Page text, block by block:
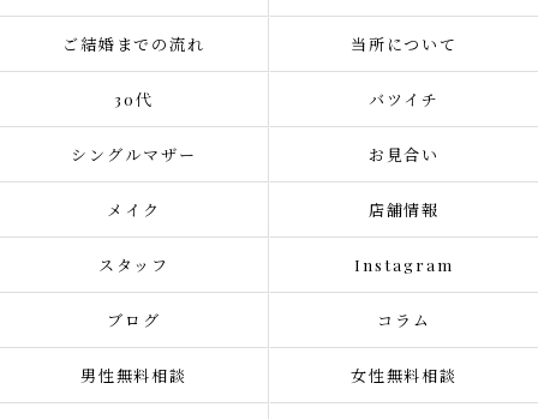
ご結婚までの流れ 当所について
30代 バツイチ
シングルマザー お見合い
メイク 店舗情報
スタッフ Instagram
ブログ コラム
男性無料相談 女性無料相談